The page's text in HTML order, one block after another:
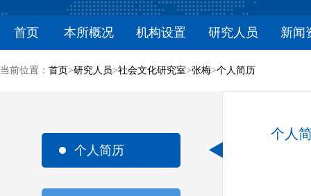
首页 本所概况 机构设置 研究人员 新闻
当前位置： 首页>研究人员>社会文化研究室>张梅>个人简历
个人简历
个人